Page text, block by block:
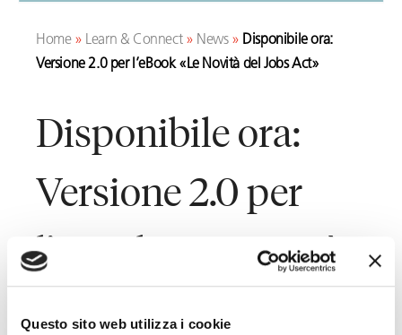
Questo sito web utilizza i cookie
Home» Learn & Connect» News» Disponibile ora:
Versione 2.0 per l’eBook «Le Novità del Jobs Act»
Disponibile ora:
Versione 2.0 per
l’eBook «Le Novità
del Jobs Act»